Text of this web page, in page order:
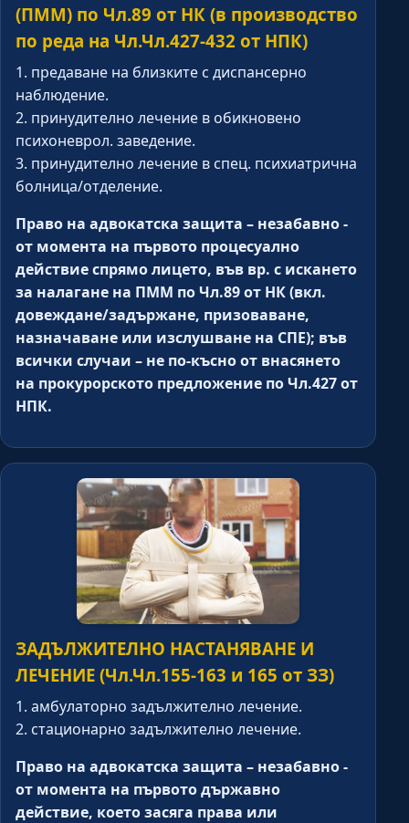
(ПММ) по Чл.89 от НК (в производство
по реда на Чл.Чл.427-432 от НПК)
1. предаване на близките с диспансерно
наблюдение.
2. принудително лечение в обикновено
психоневрол. заведение.
3. принудително лечение в спец. психиатрична
болница/отделение.
Право на адвокатска защита – незабавно -
от момента на първото процесуално
действие спрямо лицето, във вр. с искането
за налагане на ПММ по Чл.89 от НК (вкл.
довеждане/задържане, призоваване,
назначаване или изслушване на СПЕ); във
всички случаи – не по-късно от внасянето
на прокурорското предложение по Чл.427 от
НПК.
ЗАДЪЛЖИТЕЛНО НАСТАНЯВАНЕ И
ЛЕЧЕНИЕ (Чл.Чл.155-163 и 165 от ЗЗ)
1. амбулаторно задължително лечение.
2. стационарно задължително лечение.
Право на адвокатска защита – незабавно -
от момента на първото държавно
действие, което засяга права или